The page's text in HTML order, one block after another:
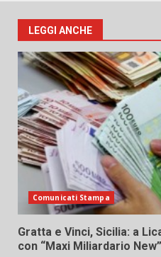
LEGGI ANCHE
Comunicati Stampa
Gratta e Vinci, Sicilia: a
con “Maxi Miliardario New”